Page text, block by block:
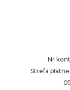
Nr
Strefa